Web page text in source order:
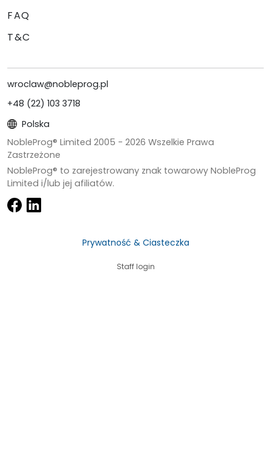
FAQ
T&C
wroclaw@nobleprog.pl
+48 (22) 103 3718
Polska
NobleProg® Limited 2005 - 2026 Wszelkie Prawa
Zastrzeżone
NobleProg® to zarejestrowany znak towarowy NobleProg
Limited i/lub jej afiliatów.
Prywatność & Ciasteczka
Staff login